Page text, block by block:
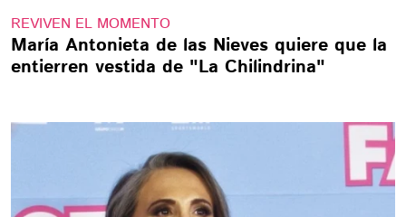
REVIVEN EL MOMENTO
María Antonieta de las Nieves quiere que la
entierren vestida de "La Chilindrina"